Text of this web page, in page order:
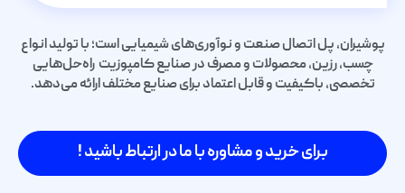
پوشیران، پل اتصال صنعت و نوآوری‌های شیمیایی است؛ با تولید انواع
چسب، رزین، محصولات و مصرف در صنایع کامپوزیت راه‌حل‌هایی
تخصصی، باکیفیت و قابل اعتماد برای صنایع مختلف ارائه می‌دهد.
برای خرید و مشاوره با ما در ارتباط باشید !